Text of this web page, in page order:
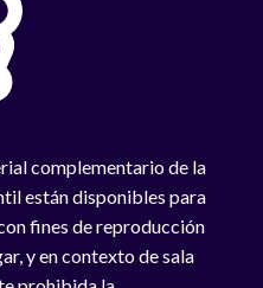
complementario de la
están disponibles para
fines de reproducción
y en contexto de sala